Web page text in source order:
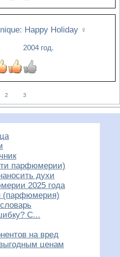
Happy Holiday ♀
2004 год.
2 3
парфюмерии)
духи
2025 года
(парфюмерия)
С...
на вред
ценам